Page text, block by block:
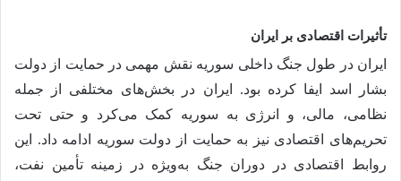
تأثیرات اقتصادی بر ایران
ایران در طول جنگ داخلی سوریه نقش مهمی در حمایت از دولت
بشار اسد ایفا کرده بود. ایران در بخش‌های مختلفی از جمله
نظامی، مالی، و انرژی به سوریه کمک می‌کرد و حتی تحت
تحریم‌های اقتصادی نیز به حمایت از دولت سوریه ادامه داد. این
روابط اقتصادی در دوران جنگ به‌ویژه در زمینه تأمین نفت،